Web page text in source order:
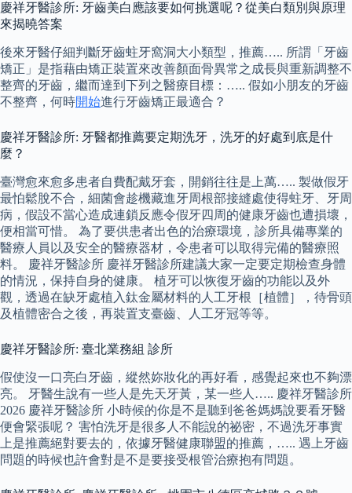
慶祥牙醫診所: 牙齒美白應該要如何挑選呢？從美白類別與原理
來揭曉答案
後來牙醫仔細判斷牙齒蛀牙窩洞大小類型，推薦….. 所謂「牙齒
矯正」是指藉由矯正裝置來改善顏面骨異常之成長與重新調整不
整齊的牙齒，繼而達到下列之醫療目標：….. 假如小朋友的牙齒
不整齊，何時開始進行牙齒矯正最適合？
慶祥牙醫診所: 牙醫都推薦要定期洗牙，洗牙的好處到底是什
麼？
臺灣愈來愈多患者自費配戴牙套，開銷往往是上萬….. 製做假牙
最怕鬆脫不合，細菌會趁機藏進牙周根部接縫處使得蛀牙、牙周
病，假設不當心造成連鎖反應令假牙四周的健康牙齒也遭損壞，
便相當可惜。 為了要供患者出色的治療環境，診所具備專業的
醫療人員以及安全的醫療器材，令患者可以取得完備的醫療照
料。 慶祥牙醫診所 慶祥牙醫診所建議大家一定要定期檢查身體
的情況，保持自身的健康。 植牙可以恢復牙齒的功能以及外
觀，透過在缺牙處植入鈦金屬材料的人工牙根［植體］，待骨頭
及植體密合之後，再裝置支臺齒、人工牙冠等等。
慶祥牙醫診所: 臺北業務組 診所
假使沒一口亮白牙齒，縱然妳妝化的再好看，感覺起來也不夠漂
亮。 牙醫生說有一些人是先天牙黃，某一些人….. 慶祥牙醫診所
2026 慶祥牙醫診所 小時候的你是不是聽到爸爸媽媽說要看牙醫
便會緊張呢？ 害怕洗牙是很多人不能說的祕密，不過洗牙事實
上是推薦絕對要去的，依據牙醫健康聯盟的推薦，….. 遇上牙齒
問題的時候也許會對是不是要接受根管治療抱有問題。